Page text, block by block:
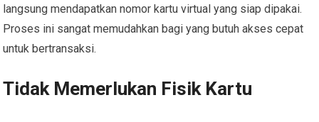
langsung mendapatkan nomor kartu virtual yang siap dipakai.
Proses ini sangat memudahkan bagi yang butuh akses cepat
untuk bertransaksi.
Tidak Memerlukan Fisik Kartu